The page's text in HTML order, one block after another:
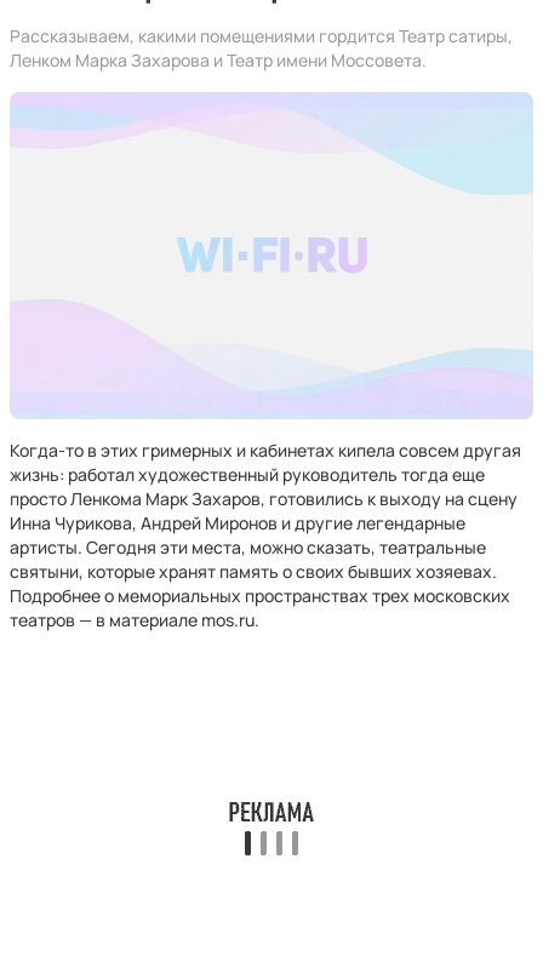
Рассказываем, какими помещениями гордится Театр сатиры,
Ленком Марка Захарова и Театр имени Моссовета.
Когда-то в этих гримерных и кабинетах кипела совсем другая
жизнь: работал художественный руководитель тогда еще
просто Ленкома Марк Захаров, готовились к выходу на сцену
Инна Чурикова, Андрей Миронов и другие легендарные
артисты. Сегодня эти места, можно сказать, театральные
святыни, которые хранят память о своих бывших хозяевах.
Подробнее о мемориальных пространствах трех московских
театров — в материале mos.ru.